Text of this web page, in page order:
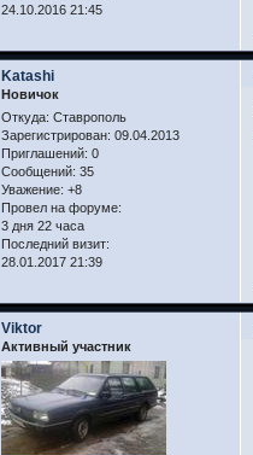
24.10.2016 21:45
Katashi
Новичок
Откуда: Ставрополь
Зарегистрирован: 09.04.2013
Приглашений: 0
Сообщений: 35
Уважение: +8
Провел на форуме:
3 дня 22 часа
Последний визит:
28.01.2017 21:39
Viktor
Активный участник